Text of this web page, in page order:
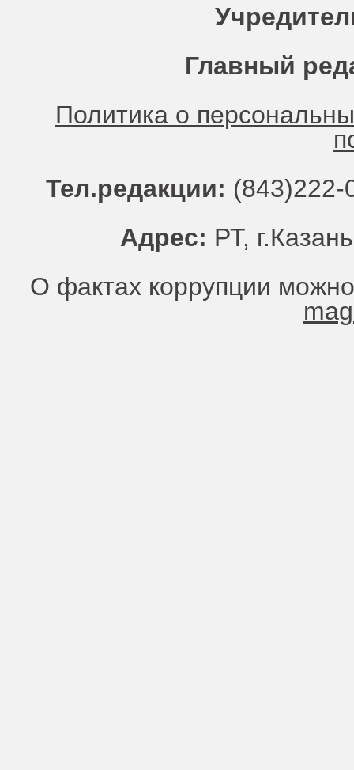
Главный
Политика о
Тел.редакции:
Адрес: РТ,
О фактах коррупции